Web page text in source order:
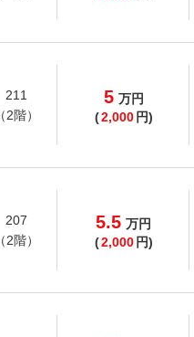
211
（2階）
5 万円
(2,000 円)
207
（2階）
5.5 万円
(2,000 円)